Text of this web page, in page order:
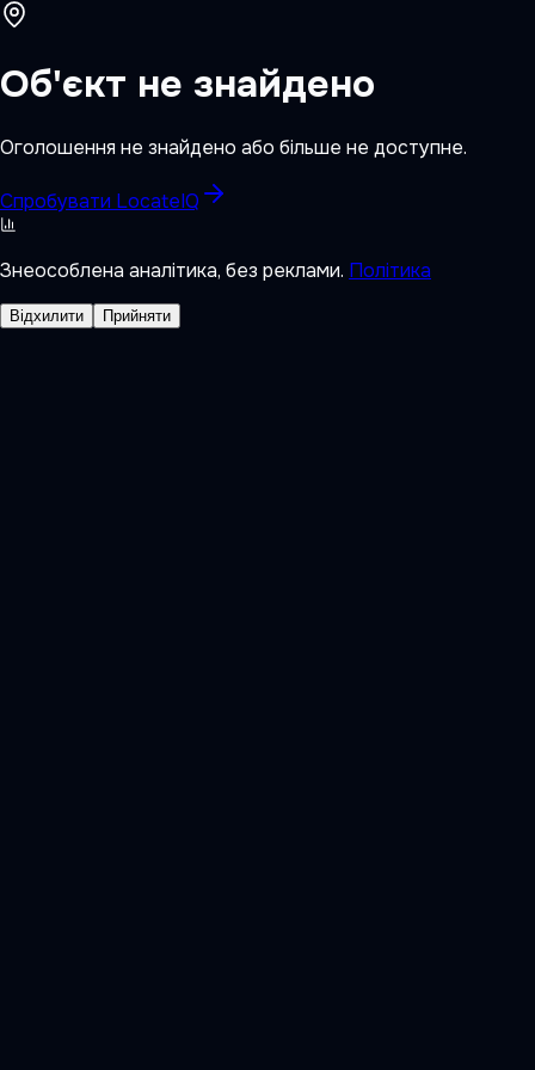
Об'єкт не знайдено
Оголошення не знайдено або більше не доступне.
Спробувати LocateIQ
Знеособлена аналітика, без реклами. Політика
Відхилити Прийняти